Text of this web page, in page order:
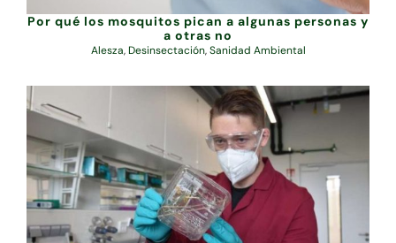
Por qué los mosquitos pican a algunas personas y
a otras no
Alesza,Desinsectación,Sanidad Ambiental